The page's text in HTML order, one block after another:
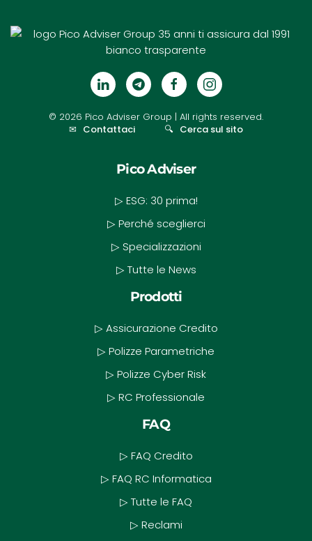
© 2026 Pico Adviser Group | All rights reserved.
✉ Contattaci 🔍 Cerca sul sito
Pico Adviser
▷ ESG: 30 prima!
▷ Perché sceglierci
▷ Specializzazioni
▷ Tutte le News
Prodotti
▷ Assicurazione Credito
▷ Polizze Parametriche
▷ Polizze Cyber Risk
▷ RC Professionale
FAQ
▷ FAQ Credito
▷ FAQ RC Informatica
▷ Tutte le FAQ
▷ Reclami